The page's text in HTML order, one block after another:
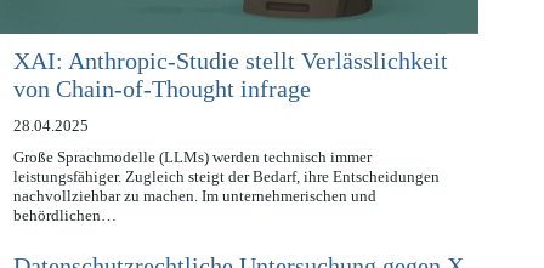
XAI: Anthropic-Studie stellt Verlässlichkeit
von Chain-of-Thought infrage
28.04.2025
Große Sprachmodelle (LLMs) werden technisch immer
leistungsfähiger. Zugleich steigt der Bedarf, ihre Entscheidungen
nachvollziehbar zu machen. Im unternehmerischen und